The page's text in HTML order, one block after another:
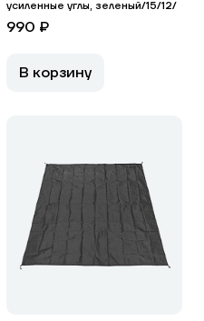
усиленные углы, зеленый/15/12/
990 ₽
В корзину